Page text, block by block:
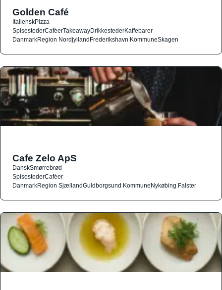
Golden Café
ItalienskPizza
SpisestederCaféerTakeawayDrikkestederKaffebarer
DanmarkRegion NordjyllandFrederikshavn KommuneSkagen
Cafe Zelo ApS
DanskSmørrebrød
SpisestederCaféer
DanmarkRegion SjællandGuldborgsund KommuneNykøbing Falster